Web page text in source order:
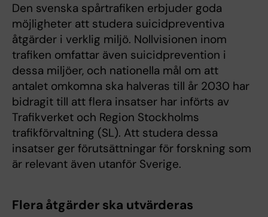
Den svenska spårtrafiken erbjuder goda
möjligheter att studera suicidpreventiva
åtgärder i verklig miljö. Nollvisionen inom
trafiken omfattar även suicidprevention i
dessa miljöer, och nationella mål om att
antalet omkomna ska halveras till år 2030 har
bidragit till att flera insatser har införts av
Trafikverket och Region Stockholms
trafikförvaltning (SL). Att studera dessa
insatser ger förutsättningar för forskning som
är relevant även utanför Sverige.
Flera åtgärder ska utvärderas